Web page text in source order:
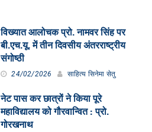
विख्यात आलोचक प्रो. नामवर सिंह पर
बी.एच.यू. में तीन दिवसीय अंतरराष्ट्रीय
संगोष्ठी
24/02/2026 साहित्य सिनेमा सेतु
नेट पास कर छात्रों ने किया पूरे
महाविद्यालय को गौरवान्वित : प्रो.
गोरखनाथ